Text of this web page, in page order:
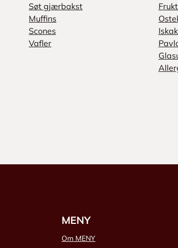
Søt gjærbakst
Muffins
Scones
Vafler
MENY
Om MENY